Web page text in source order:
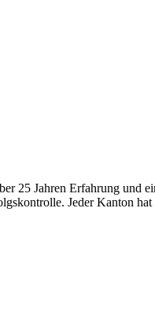
25 Jahren Erfahrung und
Jeder Kanton